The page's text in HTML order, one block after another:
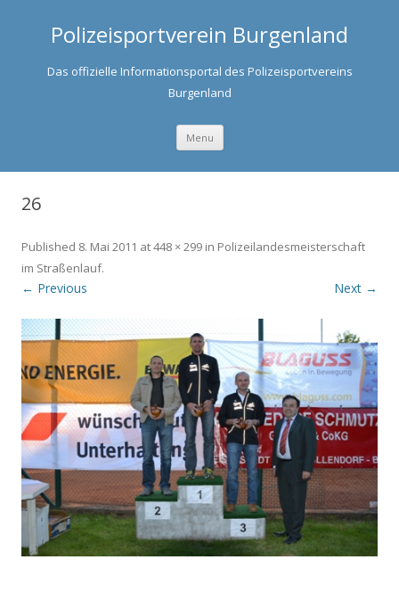
Polizeisportverein Burgenland
Das offizielle Informationsportal des Polizeisportvereins
Burgenland
Menu Skip to content
26
Published 8. Mai 2011 at448 × 299 in Polizeilandesmeisterschaft
im Straßenlauf.
← Previous Next →